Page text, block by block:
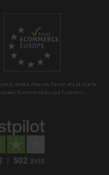
la vente à distance (Fevad) et à sa charte
Ecommerce Europe Trustmark.